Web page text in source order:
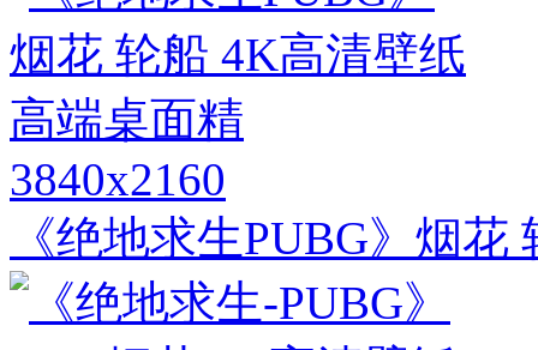
3840x2160
《绝地求生PUBG》烟